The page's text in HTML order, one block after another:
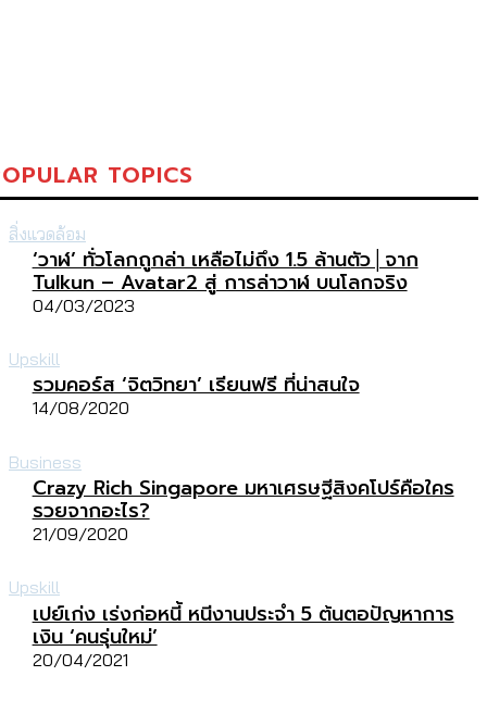
TOPICS
สิ่งแวดล้อม
‘วาฬ’ ทั่วโลกถูกล่า เหลือไม่ถึง 1.5 ล้านตัว│จาก
Tulkun – Avatar2 สู่ การล่าวาฬ บนโลกจริง
04/03/2023
Upskill
รวมคอร์ส ‘จิตวิทยา’ เรียนฟรี ที่น่าสนใจ
14/08/2020
Business
Crazy Rich Singapore มหาเศรษฐีสิงคโปร์คือใคร
รวยจากอะไร?
21/09/2020
Upskill
เปย์เก่ง เร่งก่อหนี้ หนีงานประจำ 5 ต้นตอปัญหาการ
เงิน ‘คนรุ่นใหม่’
20/04/2021